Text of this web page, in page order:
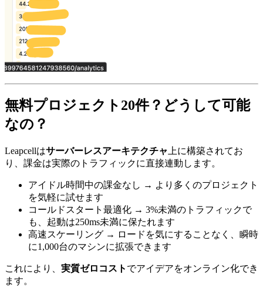
無料プロジェクト20件？どうして可能
なの？
Leapcellはサーバーレスアーキテクチャ 上に構築されてお
り、課金は実際のトラフィックに直接連動します。
アイドル時間中の課金なし → より多くのプロジェクト
を気軽に試せます
コールドスタート最適化 → 3%未満のトラフィックで
も、起動は250ms未満に保たれます
高速スケーリング → ロードを気にすることなく、瞬時
に1,000台のマシンに拡張できます
これにより、 実質ゼロコスト でアイデアをオンライン化でき
ます。